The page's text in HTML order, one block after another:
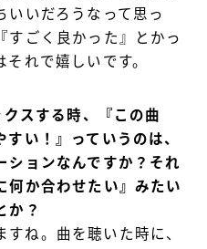
いいだろうなって思っ
すごく良かった』とかっ
れで嬉しいです。
スする時、『この曲
い！』っていうのは、
ションなんですか？それ
何か合わせたい』みたい
か？
すね。曲を聴いた時に、